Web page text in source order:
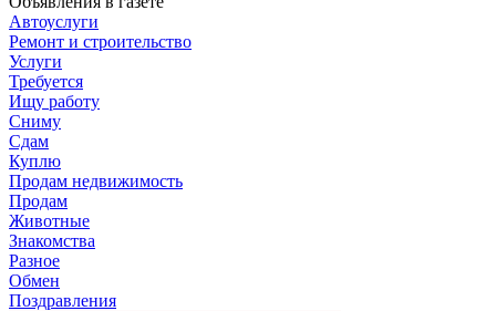
Автоуслуги
Ремонт и строительство
Услуги
Требуется
Ищу работу
Сниму
Сдам
Куплю
Продам недвижимость
Продам
Животные
Знакомства
Разное
Обмен
Поздравления